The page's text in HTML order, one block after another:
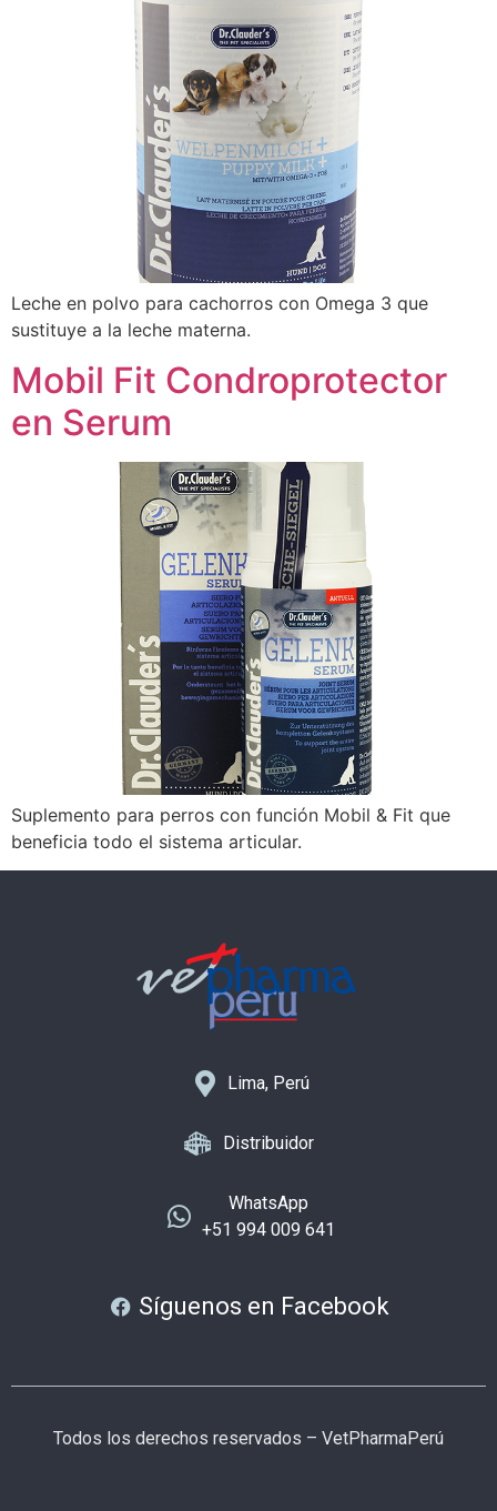
Leche en polvo para cachorros con Omega 3 que
sustituye a la leche materna.
Mobil Fit Condroprotector
en Serum
Suplemento para perros con función Mobil & Fit que
beneficia todo el sistema articular.
Lima, Perú
Distribuidor
WhatsApp
+51 994 009 641
Síguenos en Facebook
Todos los derechos reservados – VetPharmaPerú